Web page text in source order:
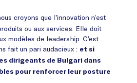
croyons que l’innovation n’est
ou aux services. Elle doit
modèles de leadership. C’est
fait un pari audacieux : et si
dirigeants de Bulgari dans
pour renforcer leur posture